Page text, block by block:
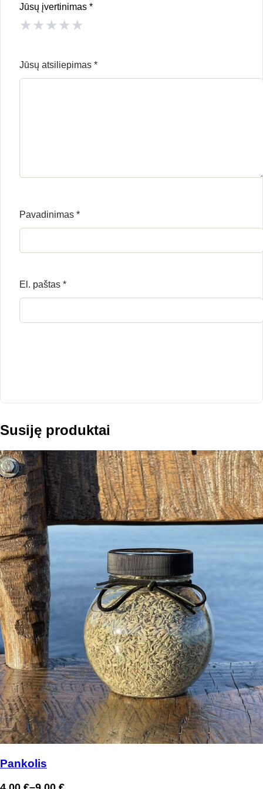
Jūsų įvertinimas *
★★★★★
Jūsų atsiliepimas *
Pavadinimas *
El. paštas *
Susiję produktai
Pankolis